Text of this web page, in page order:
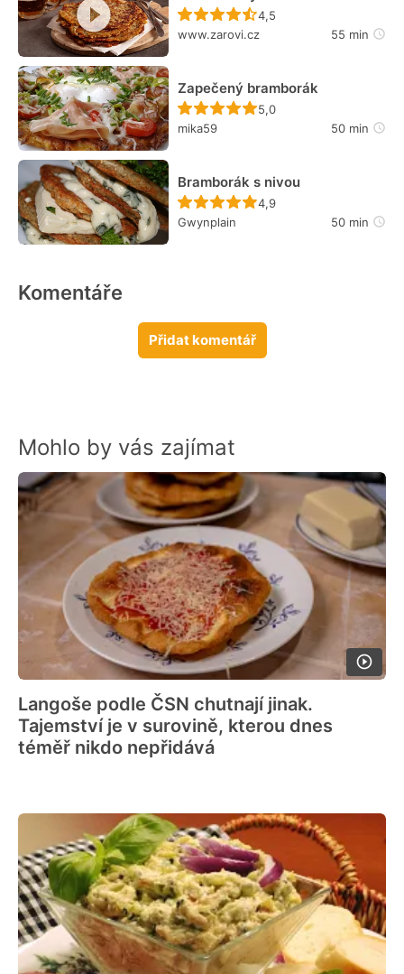
Recept ještě nebyl
4,5
www.zarovi.cz
55 min
Zapečený bramborák
Recept ještě nebyl
5,0
mika59
50 min
Bramborák s nivou
Recept ještě nebyl
4,9
Gwynplain
50 min
Komentáře
Přidat komentář
Mohlo by vás zajímat
Langoše podle ČSN chutnají jinak.
Tajemství je v surovině, kterou dnes
téměř nikdo nepřidává